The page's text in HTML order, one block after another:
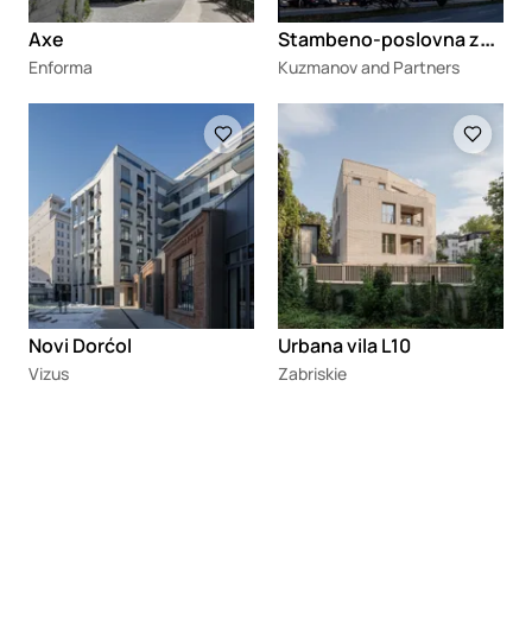
Axe
Enforma
S
tambeno-poslovna zgrada na Bulevaru oslobođenja
Kuzmanov and Partners
Novi Dorćol
Vizus
Urbana vila L10
Zabriskie